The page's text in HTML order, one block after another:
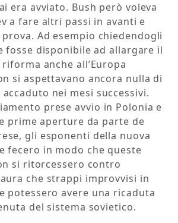
era avviato. Bush però voleva
a fare altri passi in avanti e
Ad esempio chiedendogli
fosse disponibile ad allargare il
anche all’Europa
si aspettavano ancora nulla di
nei mesi successivi.
prese avvio in Polonia e
prime aperture da parte de
gli esponenti della nuova
fecero in modo che queste
si ritorcessero contro
che strappi improvvisi in
potessero avere una ricaduta
del sistema sovietico.